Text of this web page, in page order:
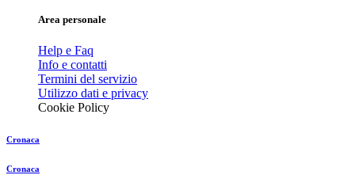
Area personale
Help e Faq
Info e contatti
Termini del servizio
Utilizzo dati e privacy
Cookie Policy
Cronaca
Cronaca